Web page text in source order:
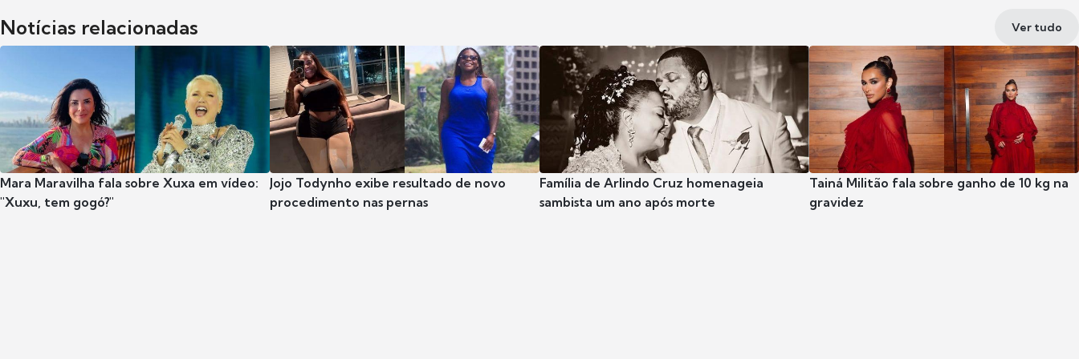
Notícias relacionadas Ver tudo
Mara Maravilha fala sobre Xuxa em vídeo:
"Xuxu, tem gogó?"
Jojo Todynho exibe resultado de novo
procedimento nas pernas
Família de Arlindo Cruz homenageia
sambista um ano após morte
Tainá Militão fala sobre ganho de 10 kg na
gravidez